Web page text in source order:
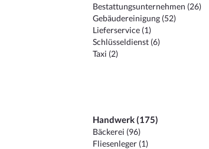
Bestattungsunternehmen (26)
Gebäudereinigung (52)
Lieferservice (1)
Schlüsseldienst (6)
Taxi (2)
Handwerk (175)
Bäckerei (96)
Fliesenleger (1)